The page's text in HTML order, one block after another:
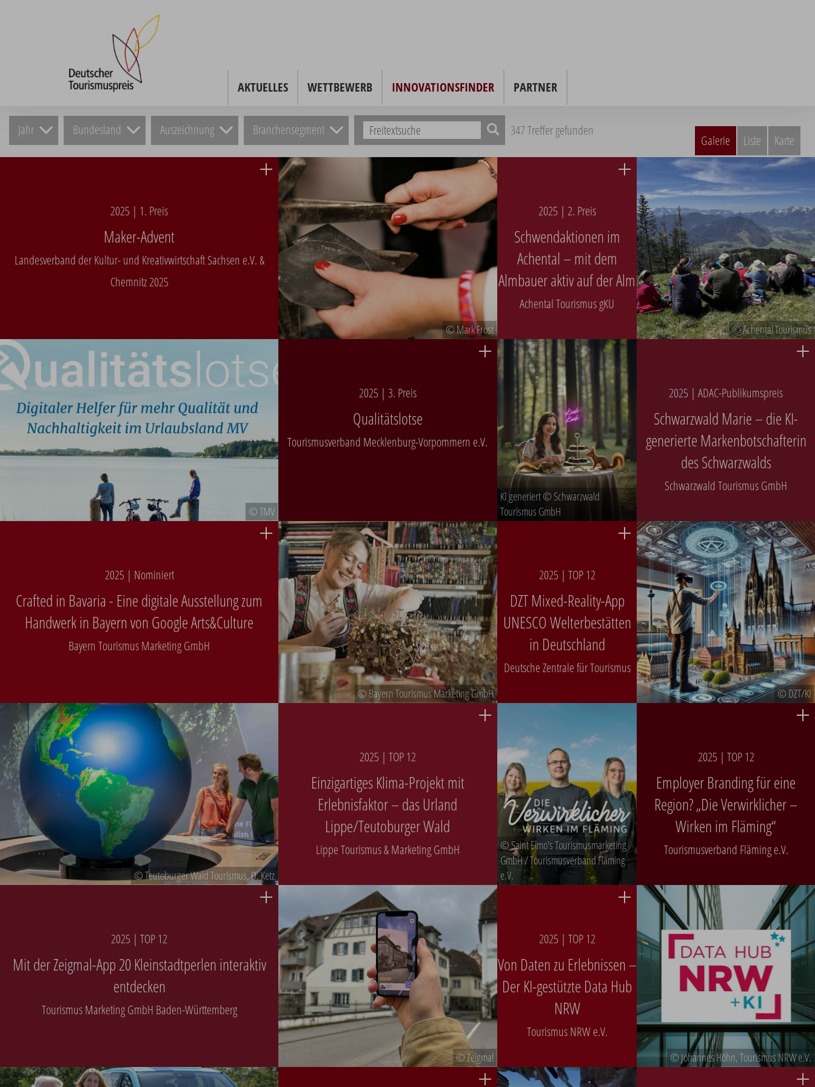
AKTUELLES WETTBEWERB INNOVATIONSFINDER PARTNER
Jahr Bundesland Auszeichnung Branchensegment 347 Treffer gefunden
Galerie Liste Karte
© Mark Frost
2025 | 1. Preis
Maker-Advent
Landesverband der Kultur- und Kreativwirtschaft Sachsen e.V. &
Chemnitz 2025
© Achental Tourismus
2025 | 2. Preis
Schwendaktionen im
Achental – mit dem
Almbauer aktiv auf der Alm
Achental Tourismus gKU
© TMV
2025 | 3. Preis
Qualitätslotse
Tourismusverband Mecklenburg-Vorpommern e.V.
KI generiert © Schwarzwald
Tourismus GmbH
2025 | ADAC-Publikumspreis
Schwarzwald Marie – die KI-
generierte Markenbotschafterin
des Schwarzwalds
Schwarzwald Tourismus GmbH
© Bayern Tourismus Marketing GmbH
2025 | Nominiert
Crafted in Bavaria - Eine digitale Ausstellung zum
Handwerk in Bayern von Google Arts&Culture
Bayern Tourismus Marketing GmbH
© DZT/KI
2025 | TOP 12
DZT Mixed-Reality-App
UNESCO Welterbestätten
in Deutschland
Deutsche Zentrale für Tourismus
© Teutoburger Wald Tourismus, D. Ketz
2025 | TOP 12
Einzigartiges Klima-Projekt mit
Erlebnisfaktor – das Urland
Lippe/Teutoburger Wald
Lippe Tourismus & Marketing GmbH
© Saint Elmo's Tourismusmarketing
GmbH / Tourismusverband Fläming
e.V.
2025 | TOP 12
Employer Branding für eine
Region? „Die Verwirklicher –
Wirken im Fläming“
Tourismusverband Fläming e.V.
© Zeigmal
2025 | TOP 12
Mit der Zeigmal-App 20 Kleinstadtperlen interaktiv
entdecken
Tourismus Marketing GmbH Baden-Württemberg
© Johannes Höhn, Tourismus NRW e.V.
2025 | TOP 12
Von Daten zu Erlebnissen –
Der KI-gestützte Data Hub
NRW
Tourismus NRW e.V.